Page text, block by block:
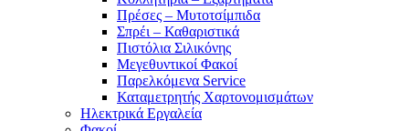
Πρέσες – Μυτοτσίμπιδα
Σπρέι – Καθαριστικά
Πιστόλια Σιλικόνης
Μεγεθυντικοί Φακοί
Παρελκόμενα Service
Καταμετρητής Χαρτονομισμάτων
Ηλεκτρικά Εργαλεία